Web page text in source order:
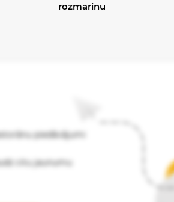
rozmarinu
piedāvājumi
citu jaunumu